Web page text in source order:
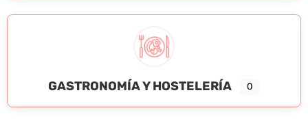
GASTRONOMÍA Y HOSTELERÍA 0